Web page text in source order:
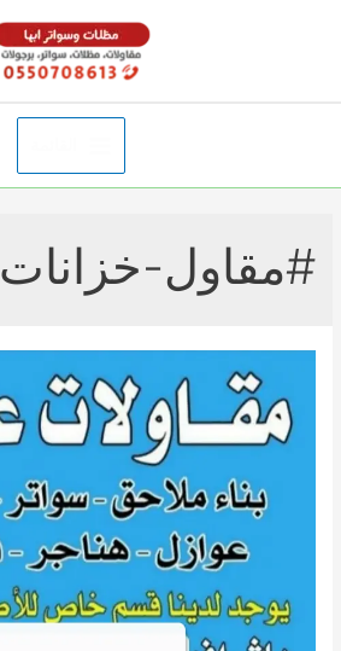
Main
#مقاول-خزانات